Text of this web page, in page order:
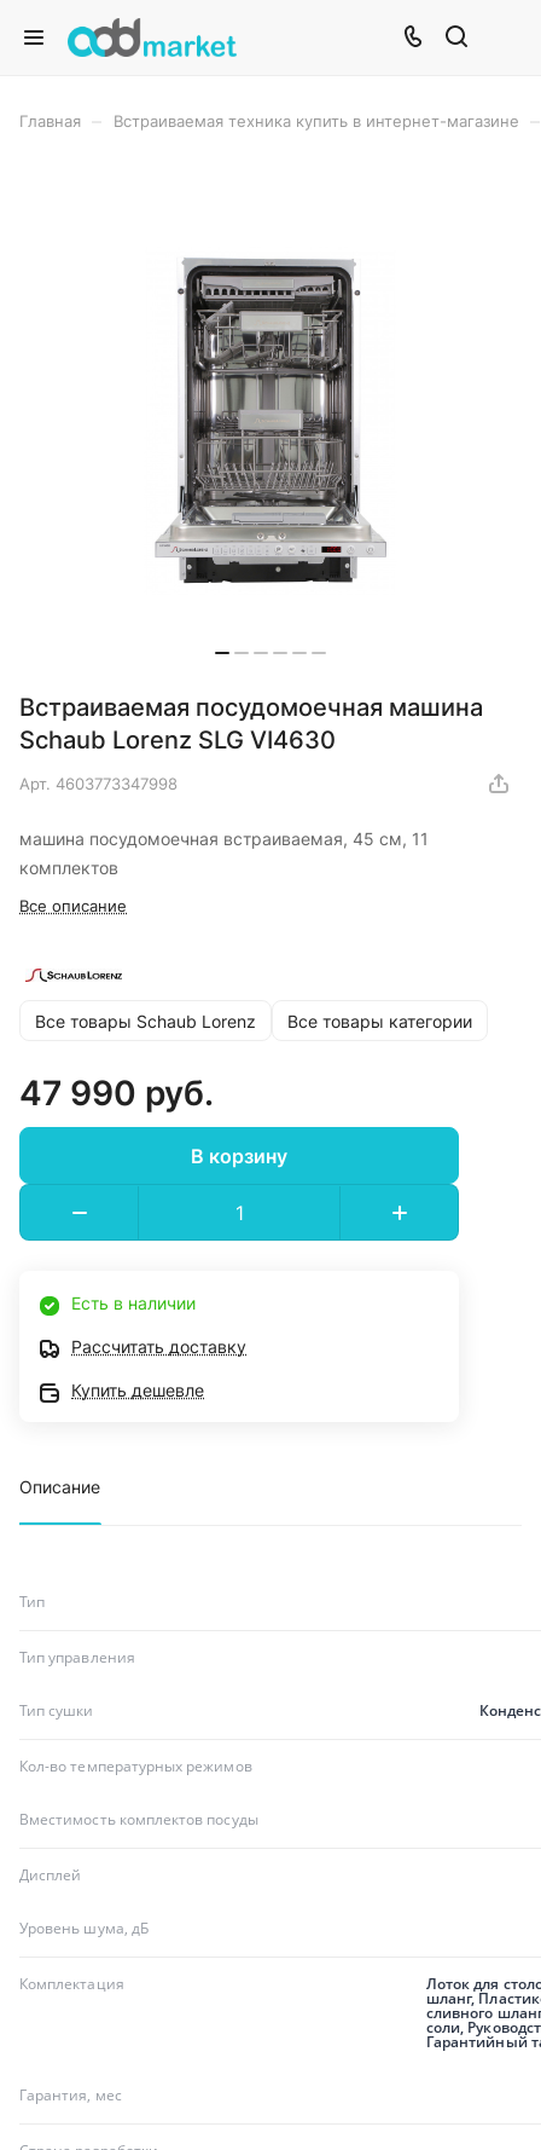
Главная Встраиваемая техника купить в интернет-магазине
Встраиваемая посудомоечная машина
Schaub Lorenz SLG VI4630
Арт. 4603773347998
машина посудомоечная встраиваемая, 45 см, 11
комплектов
Все описание
Все товары Schaub Lorenz Все товары категории
47 990 руб.
В корзину
Есть в наличии
Рассчитать доставку
Купить дешевле
Описание
Тип
Тип управления
Тип сушки
Кол-во температурных режимов
Вместимость комплектов посуды
Дисплей
Уровень шума, дБ
Комплектация Лоток для
шланг,
сливного
соли,
Гарантийный
Гарантия, мес